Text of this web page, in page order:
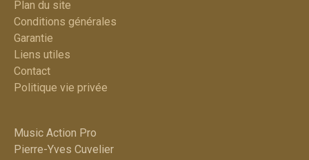
Plan du site​
Conditions générales
Garantie
Liens utiles
Contact
Politique vie privée
Music Action Pro​
Pierre-Yves Cuvelier